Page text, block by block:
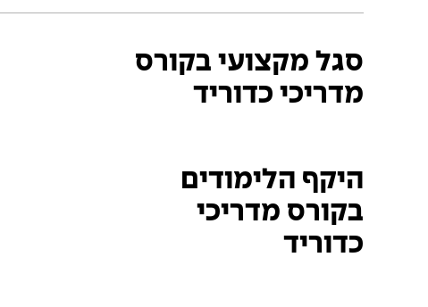
סגל מקצועי בקורס
מדריכי כדוריד
היקף הלימודים
בקורס מדריכי
כדוריד